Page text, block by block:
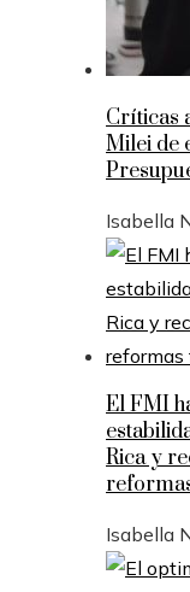
Críticas
Milei de
Isabella
El FMI
Rica y
Isabella